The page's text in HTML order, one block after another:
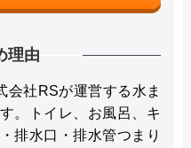
理由
会社RSが運営する水ま
。トイレ、お風呂、キ
排水口・排水管つまり